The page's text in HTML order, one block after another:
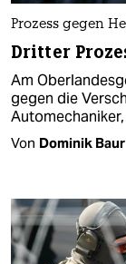
Prozess gegen
Dritter
Am
gegen die
Von Dominik Baur